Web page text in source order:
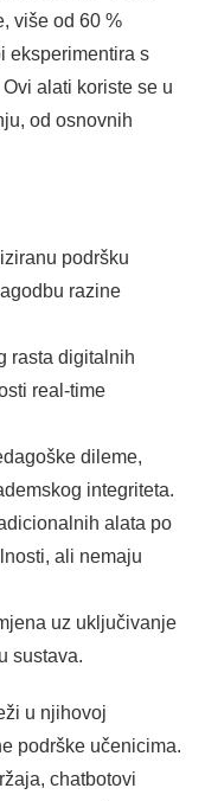
više od 60 %
eksperimentira s
alati koriste se u
od osnovnih
podršku
razine
rasta digitalnih
real-time
dileme,
integriteta.
alata po
ali nemaju
uz uključivanje
sustava.
u njihovoj
podrške učenicima.
chatbotovi